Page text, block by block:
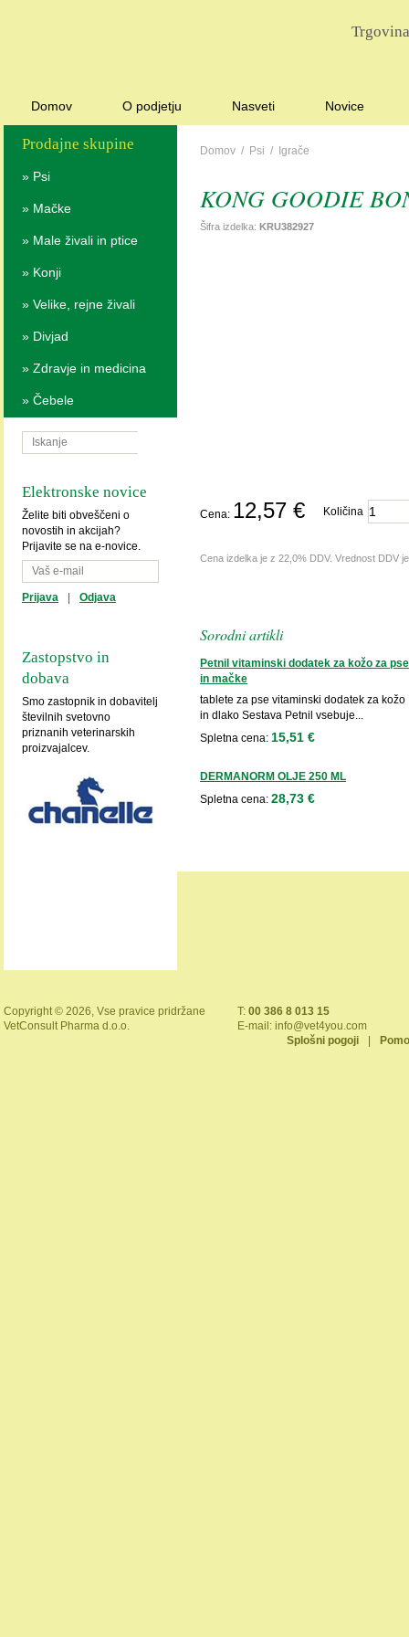
Domov O podjetju Nasveti Novice
Prodajne skupine
» Psi
» Mačke
» Male živali in ptice
» Konji
» Velike, rejne živali
» Divjad
» Zdravje in medicina
» Čebele
Elektronske novice
Želite biti obveščeni o
novostih in akcijah?
Prijavite se na e-novice.
Prijava Odjava
Zastopstvo in
dobava
Smo zastopnik in dobavitelj
številnih svetovno
priznanih veterinarskih
proizvajalcev.
Domov / Psi / Igrače
KONG GOODIE
Šifra izdelka: KRU382927
Cena: 12,57 € Količina
Cena izdelka je z 22,0% DDV. Vrednost DDV
Sorodni artikli
Petnil vitaminski dodatek za kožo za pse
in mačke
tablete za pse vitaminski dodatek za kožo
in dlako Sestava Petnil vsebuje...
Spletna cena: 15,51 €
DERMANORM OLJE 250 ML
Spletna cena: 28,73 €
Copyright © 2026, Vse pravice pridržane
VetConsult Pharma d.o.o.
T: 00 386 8 013 15
E-mail: info@vet4you.com
Splošni pogoji